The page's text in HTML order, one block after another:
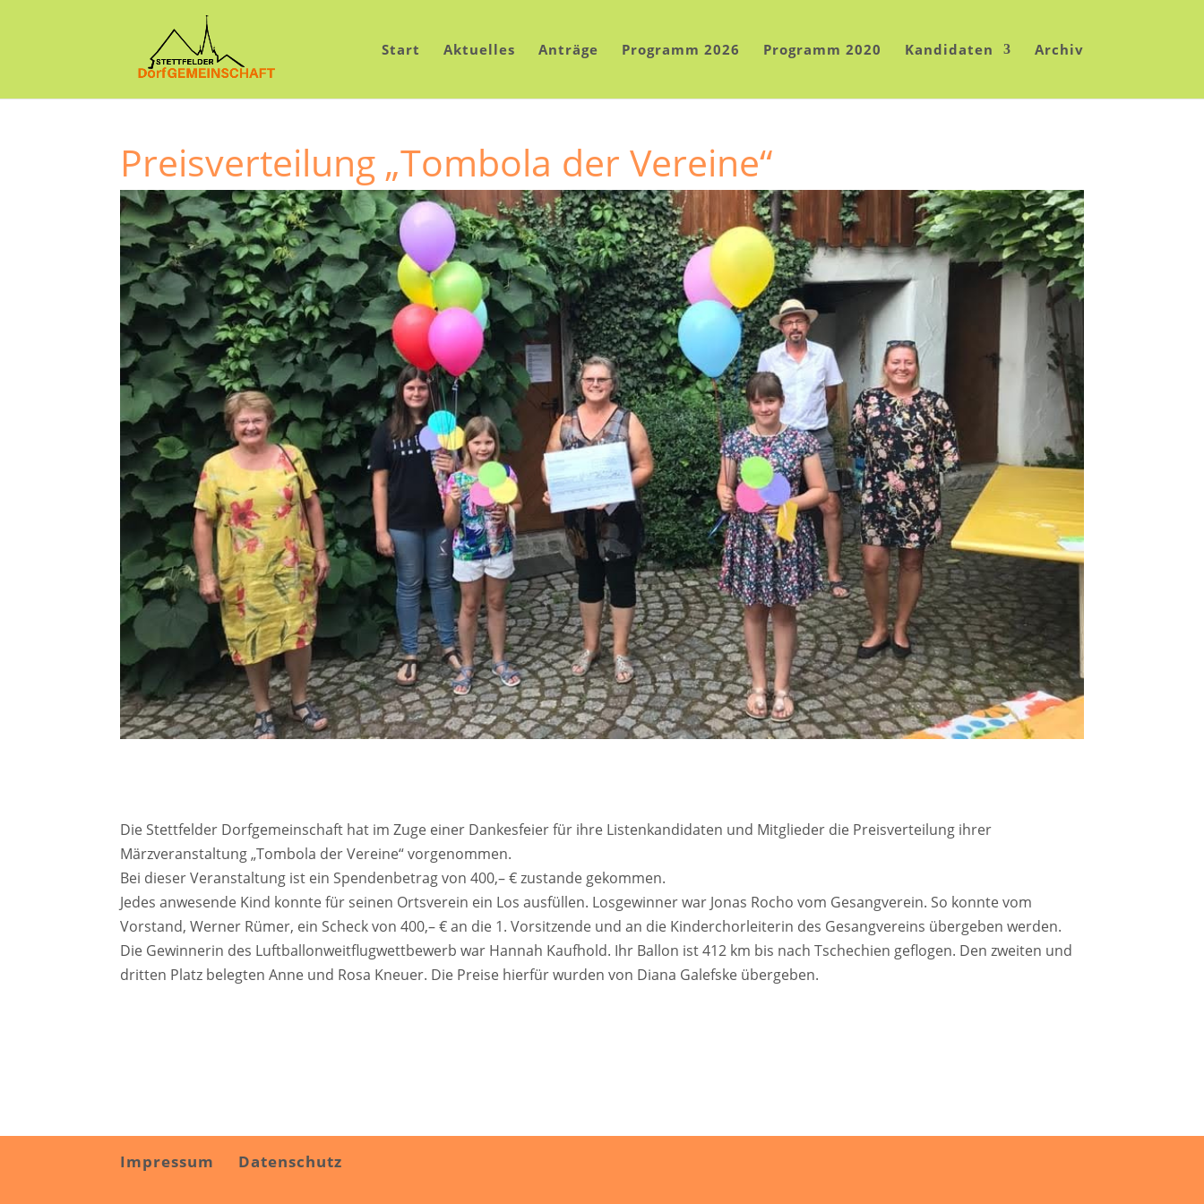
Start Aktuelles Anträge Programm 2026 Programm 2020 Kandidaten Archiv
Preisverteilung „Tombola der Vereine“
Die Stettfelder Dorfgemeinschaft hat im Zuge einer Dankesfeier für ihre Listenkandidaten und Mitglieder die Preisverteilung ihrer
Märzveranstaltung „Tombola der Vereine“ vorgenommen.
Bei dieser Veranstaltung ist ein Spendenbetrag von 400,– € zustande gekommen.
Jedes anwesende Kind konnte für seinen Ortsverein ein Los ausfüllen. Losgewinner war Jonas Rocho vom Gesangverein. So konnte vom
Vorstand, Werner Rümer, ein Scheck von 400,– € an die 1. Vorsitzende und an die Kinderchorleiterin des Gesangvereins übergeben werden.
Die Gewinnerin des Luftballonweitflugwettbewerb war Hannah Kaufhold. Ihr Ballon ist 412 km bis nach Tschechien geflogen. Den zweiten und
dritten Platz belegten Anne und Rosa Kneuer. Die Preise hierfür wurden von Diana Galefske übergeben.
Impressum Datenschutz